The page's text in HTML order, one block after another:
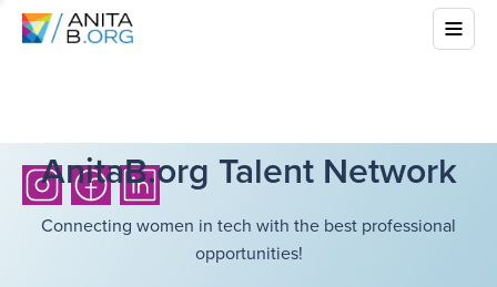
AnitaB.org Talent Network
Connecting women in tech with the best professional
opportunities!